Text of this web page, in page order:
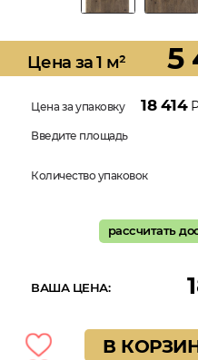
Цена за 1 м² 5
Цена за упаковку 18 414
Введите площадь
Количество упаковок
рассчитать
ВАША ЦЕНА:
В